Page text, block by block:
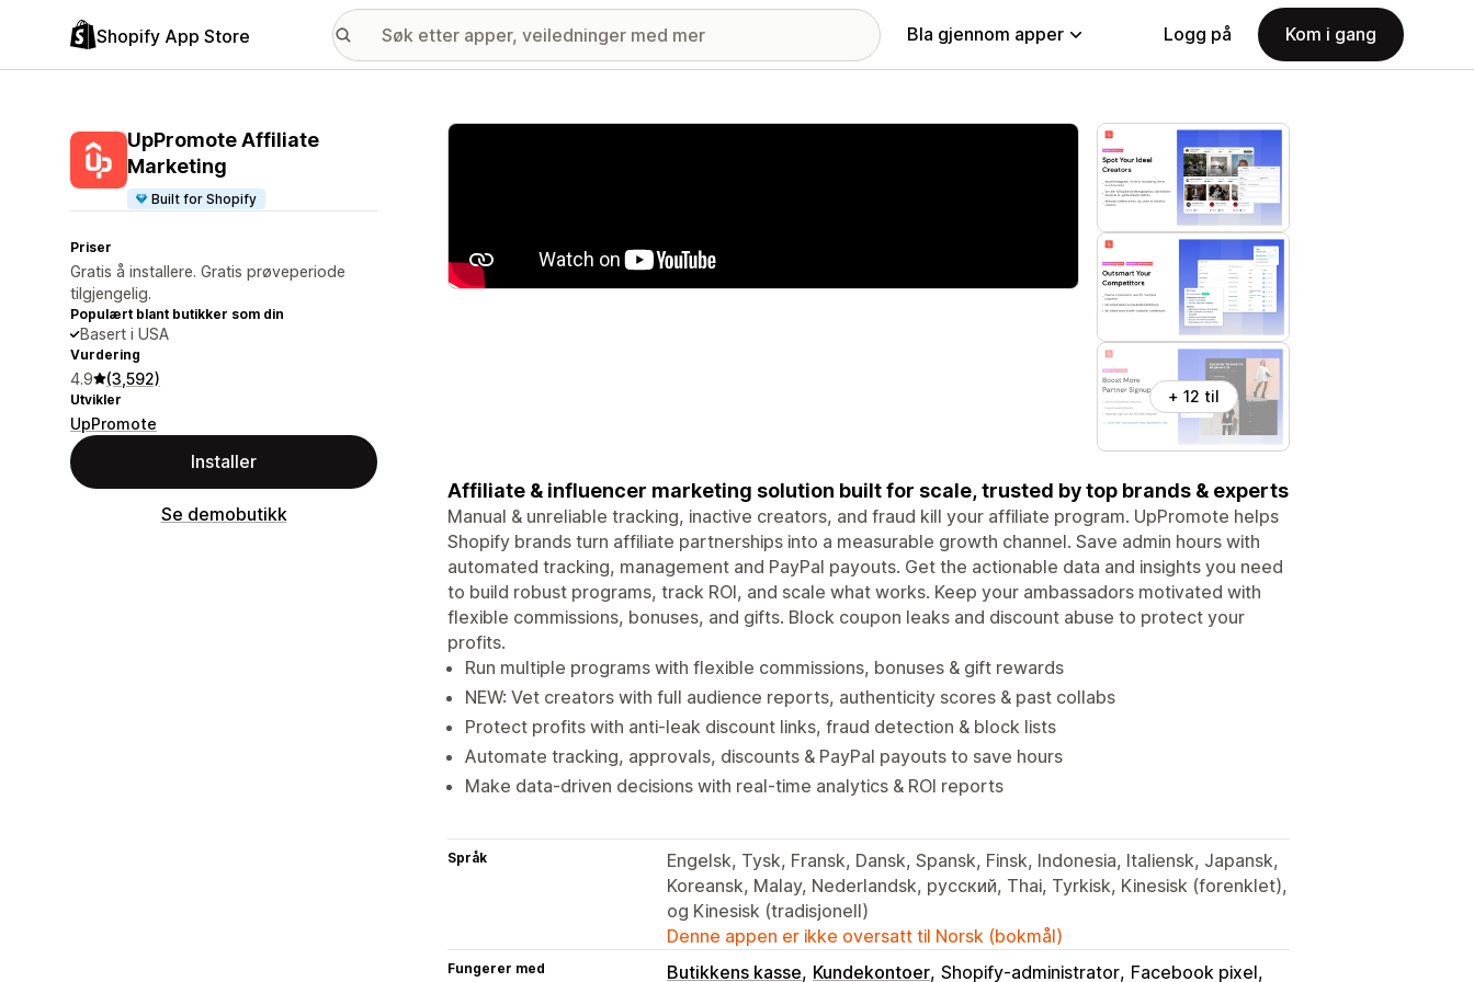
Shopify App Store Bla gjennom apper Logg på Kom i gang
UpPromote Affiliate
Marketing
Built for Shopify
Priser
Gratis å installere. Gratis prøveperiode
tilgjengelig.
Populært blant butikker som din
Basert i USA
Vurdering
4.9 (3,592)
Utvikler
UpPromote
Installer
Se demobutikk
Galleri med fremhevede bilder
+ 12 til
Affiliate & influencer marketing solution built for scale, trusted by top brands & experts
Manual & unreliable tracking, inactive creators, and fraud kill your affiliate program. UpPromote helps
Shopify brands turn affiliate partnerships into a measurable growth channel. Save admin hours with
automated tracking, management and PayPal payouts. Get the actionable data and insights you need
to build robust programs, track ROI, and scale what works. Keep your ambassadors motivated with
flexible commissions, bonuses, and gifts. Block coupon leaks and discount abuse to protect your
profits.
Run multiple programs with flexible commissions, bonuses & gift rewards
NEW: Vet creators with full audience reports, authenticity scores & past collabs
Protect profits with anti-leak discount links, fraud detection & block lists
Automate tracking, approvals, discounts & PayPal payouts to save hours
Make data-driven decisions with real-time analytics & ROI reports
Språk
Engelsk, Tysk, Fransk, Dansk, Spansk, Finsk, Indonesia, Italiensk, Japansk,
Koreansk, Malay, Nederlandsk, русский, Thai, Tyrkisk, Kinesisk (forenklet),
og Kinesisk (tradisjonell)
Denne appen er ikke oversatt til Norsk (bokmål)
Fungerer med Butikkens kasse Kundekontoer Shopify-administrator Facebook pixel